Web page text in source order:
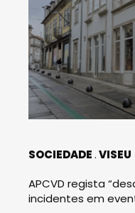
SOCIEDADE VISEU
APCVD regista
incidentes em